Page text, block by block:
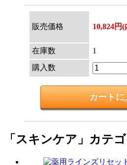
販売価格 10,824円
在庫数
1
購入数
「スキンケア」カテ